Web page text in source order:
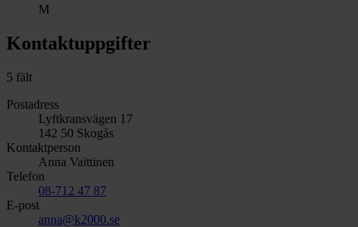
M
Kontaktuppgifter
5 fält
Postadress
Lyftkransvägen 17
142 50 Skogås
Kontaktperson
Anna Vaittinen
Telefon
08-712 47 87
E-post
anna@k2000.se